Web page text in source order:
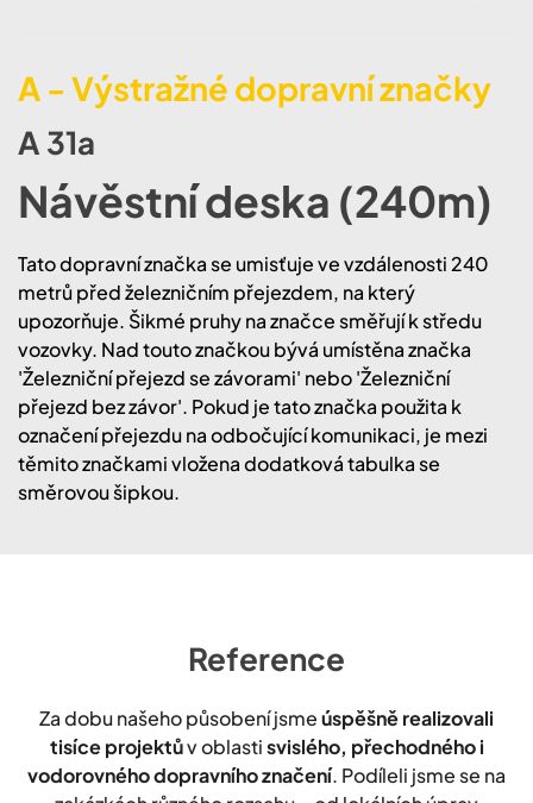
A - Výstražné dopravní značky
A 31a
Návěstní deska (240m)
Tato dopravní značka se umisťuje ve vzdálenosti 240
metrů před železničním přejezdem, na který
upozorňuje. Šikmé pruhy na značce směřují k středu
vozovky. Nad touto značkou bývá umístěna značka
'Železniční přejezd se závorami' nebo 'Železniční
přejezd bez závor'. Pokud je tato značka použita k
označení přejezdu na odbočující komunikaci, je mezi
těmito značkami vložena dodatková tabulka se
směrovou šipkou.
Reference
Za dobu našeho působení jsmeúspěšně realizovali
tisíce projektův oblastisvislého, přechodného i
vodorovného dopravního značení. Podíleli jsme se na